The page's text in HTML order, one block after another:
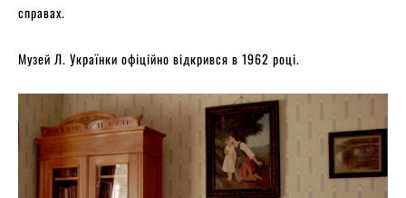
справах.
Музей Л. Українки офіційно відкрився в 1962 році.